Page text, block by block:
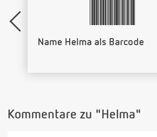
Name Helma als Barcode
Kommentare zu "Helma"